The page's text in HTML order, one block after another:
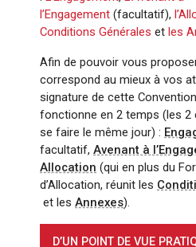
l’Engagement (facultatif),
Conditions Générales et les
Afin de pouvoir vous
correspond au mieux à vos
signature de cette
fonctionne en 2 temps (les 2
se faire le même jour) :
facultatif, Avenant à
Allocation (qui en plus du
d’Allocation, réunit les
et les Annexes).
D’UN POINT DE VUE